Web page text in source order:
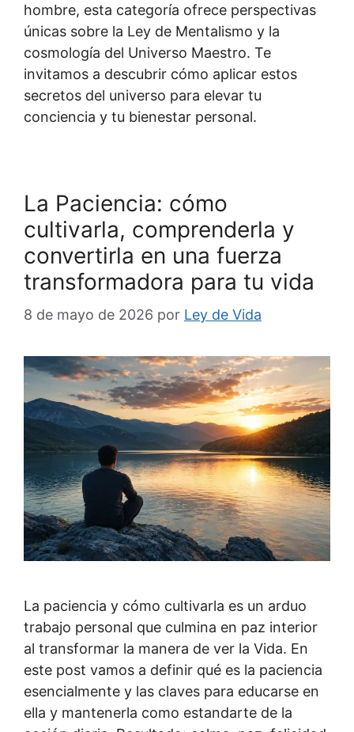
hombre, esta categoría ofrece perspectivas
únicas sobre la Ley de Mentalismo y la
cosmología del Universo Maestro. Te
invitamos a descubrir cómo aplicar estos
secretos del universo para elevar tu
conciencia y tu bienestar personal.
La Paciencia: cómo
cultivarla, comprenderla y
convertirla en una fuerza
transformadora para tu vida
8 de mayo de 2026 por Ley de Vida
La paciencia y cómo cultivarla es un arduo
trabajo personal que culmina en paz interior
al transformar la manera de ver la Vida. En
este post vamos a definir qué es la paciencia
esencialmente y las claves para educarse en
ella y mantenerla como estandarte de la